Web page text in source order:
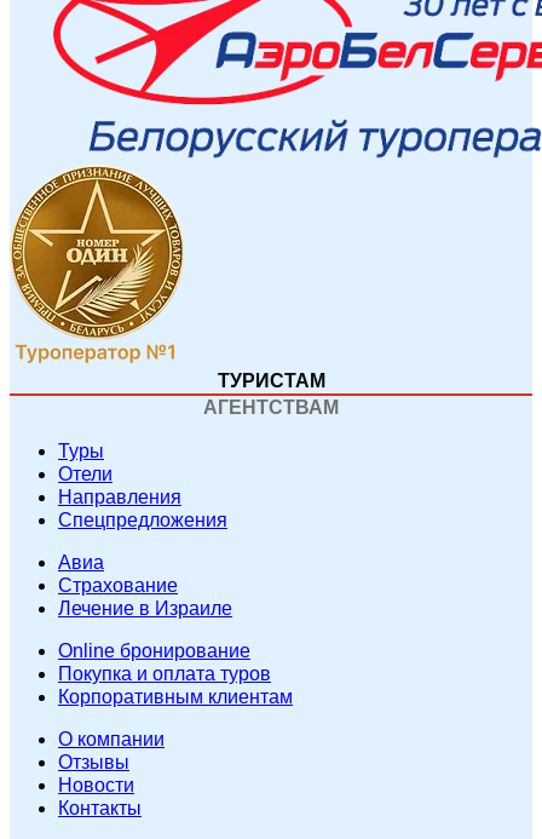
ТУРИСТАМ
АГЕНТСТВАМ
Туры
Отели
Направления
Спецпредложения
Авиа
Страхование
Лечение в Израиле
Online бронирование
Покупка и оплата туров
Корпоративным клиентам
O компании
Отзывы
Новости
Контакты